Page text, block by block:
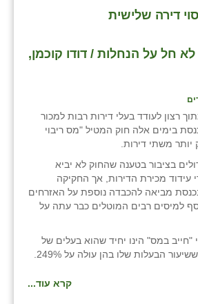
דירה שלישית
לא חל על הנחלות / דודו קוכמן,
רצון לעודד בעלי דירות רבות למכור
בימים אלה חוק המטיל "מס ריבוי
משתי דירות.
בציבור בטענה שהחוק לא יביא
עידוד מכירת הדירות, אך החקיקה
מביאה להכבדה נוספת על האזרחים
למיסים רבים המוטלים כבר עתה על
במס" הינו יחיד שהוא בעלים של
הבעלות שלו בהן עולה על 249%.
קרא עוד...